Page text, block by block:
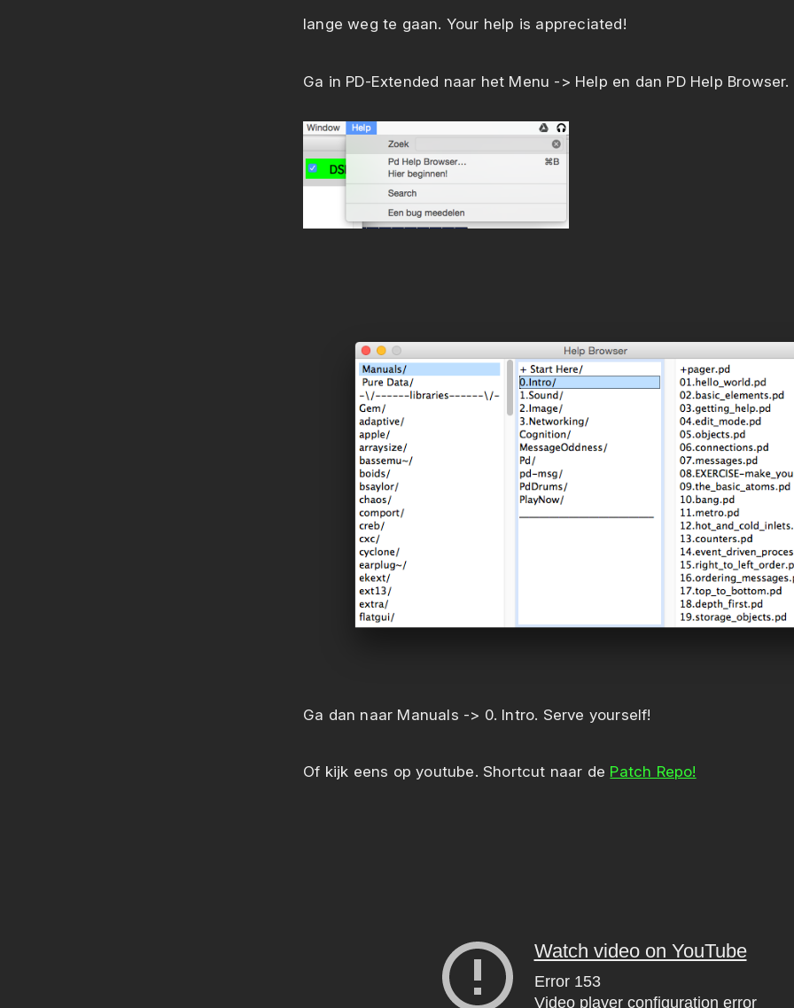
lange weg te gaan. Your help is appreciated!
Ga in PD-Extended naar het Menu -> Help en dan PD Help Browser.
Ga dan naar Manuals -> 0. Intro. Serve yourself!
Of kijk eens op youtube. Shortcut naar de Patch Repo!